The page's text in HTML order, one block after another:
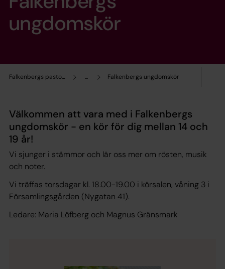
Falkenbergs pastorat ... Falkenbergs ungdomskör
ungdomskör
Välkommen att vara med i Falkenbergs
ungdomskör - en kör för dig mellan 14 och
19 år!
Vi sjunger i stämmor och lär oss mer om rösten, musik
och noter.
Vi träffas torsdagar kl. 18.00-19.00 i körsalen, våning 3 i
Församlingsgården (Nygatan 41).
Ledare: Maria Löfberg och Magnus Gränsmark